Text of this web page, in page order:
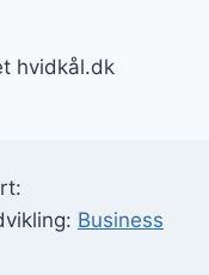
hvidkål.dk
Business